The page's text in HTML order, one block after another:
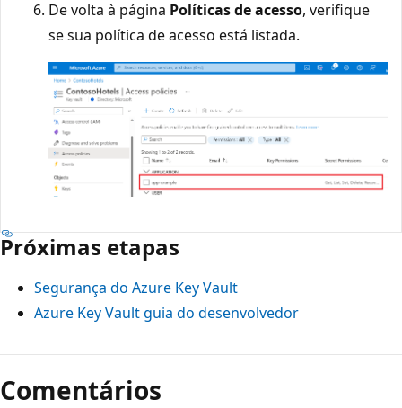
De volta à página Políticas de acesso, verifique
se sua política de acesso está listada.
Próximas etapas
Segurança do Azure Key Vault
Azure Key Vault guia do desenvolvedor
Comentários